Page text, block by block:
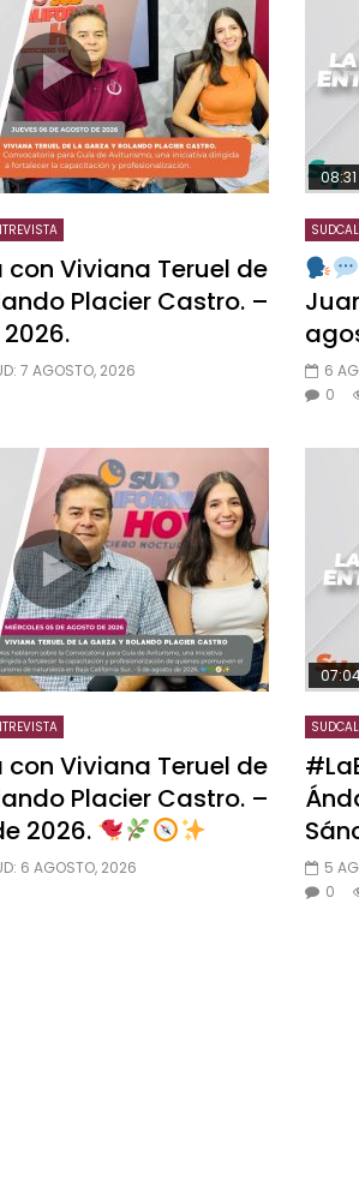
Viviana Teruel de
Placier Castro. –
7 AGOSTO, 2026
08:31
6
0
Viviana Teruel de
Placier Castro. –
2026.
6 AGOSTO, 2026
5
0